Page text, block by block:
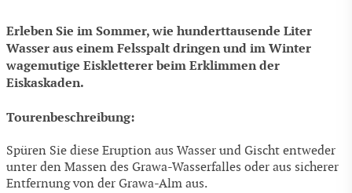
Erleben Sie im Sommer, wie hunderttausende Liter
Wasser aus einem Felsspalt dringen und im Winter
wagemutige Eiskletterer beim Erklimmen der
Eiskaskaden.
Tourenbeschreibung:
Spüren Sie diese Eruption aus Wasser und Gischt entweder
unter den Massen des Grawa-Wasserfalles oder aus sicherer
Entfernung von der Grawa-Alm aus.